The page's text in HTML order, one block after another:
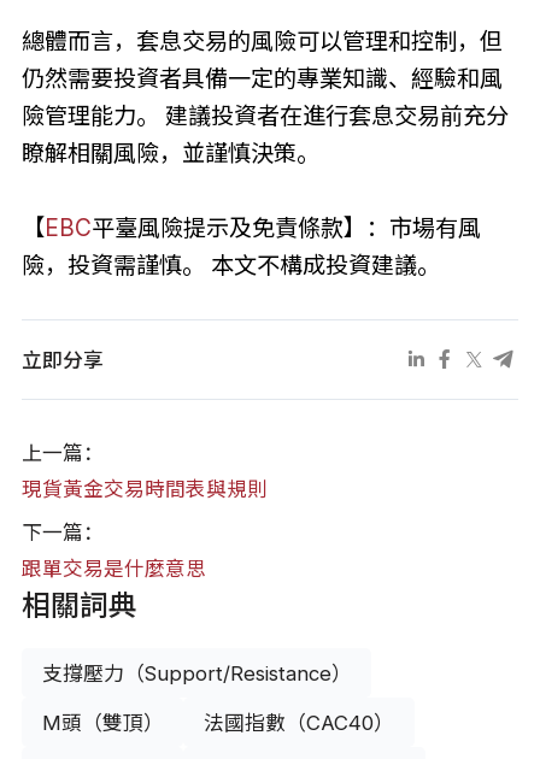
總體而言，套息交易的風險可以管理和控制，但
仍然需要投資者具備一定的專業知識、經驗和風
險管理能力。 建議投資者在進行套息交易前充分
瞭解相關風險，並謹慎決策。
【EBC平臺風險提示及免責條款】：市場有風
險，投資需謹慎。 本文不構成投資建議。
立即分享
上一篇：
現貨黃金交易時間表與規則
下一篇：
跟單交易是什麼意思
相關詞典
支撐壓力（Support/Resistance）
M頭（雙頂） 法國指數（CAC40）